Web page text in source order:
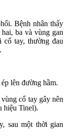
Bệnh nhân thấy
ba và vùng gan
cổ tay, thường đau
lên đường hầm.
cổ tay gây nên
hiệu Tinel).
sau một thời gian